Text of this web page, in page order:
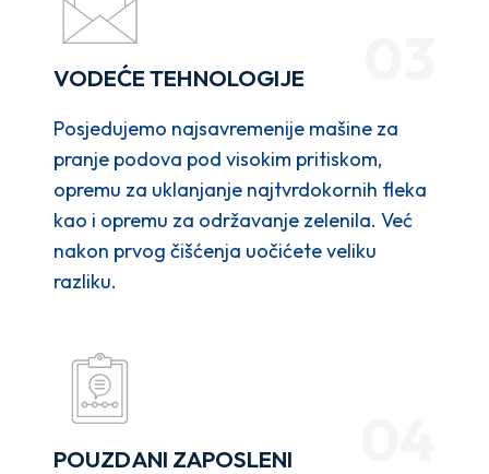
VODEĆE TEHNOLOGIJE
Posjedujemo najsavremenije mašine za
pranje podova pod visokim pritiskom,
opremu za uklanjanje najtvrdokornih fleka
kao i opremu za održavanje zelenila. Već
nakon prvog čišćenja uočićete veliku
razliku.
POUZDANI ZAPOSLENI